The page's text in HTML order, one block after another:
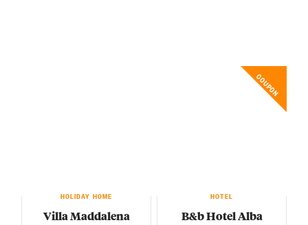
HOLIDAY HOME
Villa Maddalena
COUPON
HOTEL
B&b Hotel Alba